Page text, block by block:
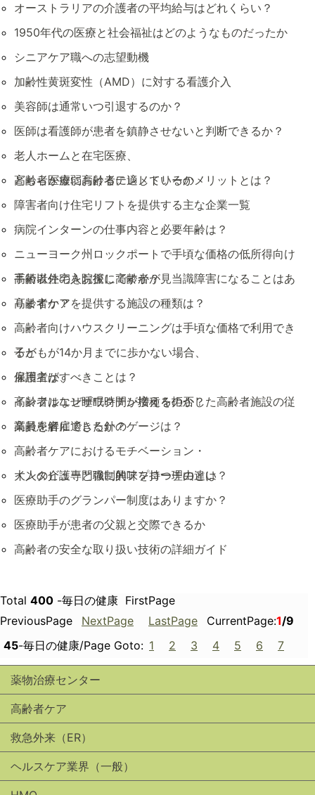
オーストラリアの介護者の平均給与はどれくらい？
1950年代の医療と社会福祉はどのようなものだったか
シニアケア職への志望動機
加齢性黄斑変性（AMD）に対する看護介入
美容師は通常いつ引退するのか？
医師は看護師が患者を鎮静させないと判断できるか？
老人ホームと在宅医療、
どちらが虚弱高齢者に適しているか
高齢者医療におけるテレメトリーのメリットとは？
障害者向け住宅リフトを提供する主な企業一覧
病院インターンの仕事内容と必要年齢は？
ニューヨーク州ロックポートで手頃な価格の低所得向け
高齢者住宅をお探しですか？
手術以外の入院後に高齢者が見当識障害になることはあ
りますか？
高齢者ケアを提供する施設の種類は？
高齢者向けハウスクリーニングは手頃な価格で利用でき
るか
子どもが14か月までに歩かない場合、
保護者がすべきことは？
雇用主は、
インフルエンザワクチン接種を拒否した高齢者施設の従
業員を解雇できるか？
高齢者はなぜ睡眠時間が増えるのか？
高齢患者に適した針のゲージは？
高齢者ケアにおけるモチベーション・
インタビューと強制的アプローチの違い
大人の介護専門職に興味を持つ理由とは？
医療助手のグランパー制度はありますか？
医療助手が患者の父親と交際できるか
高齢者の安全な取り扱い技術の詳細ガイド
Total 400 -毎日の健康 FirstPage
PreviousPage
NextPage LastPage CurrentPage:1/9
45-毎日の健康/Page Goto: 1 2 3 4 5 6 7
薬物治療センター
高齢者ケア
救急外来（ER）
ヘルスケア業界（一般）